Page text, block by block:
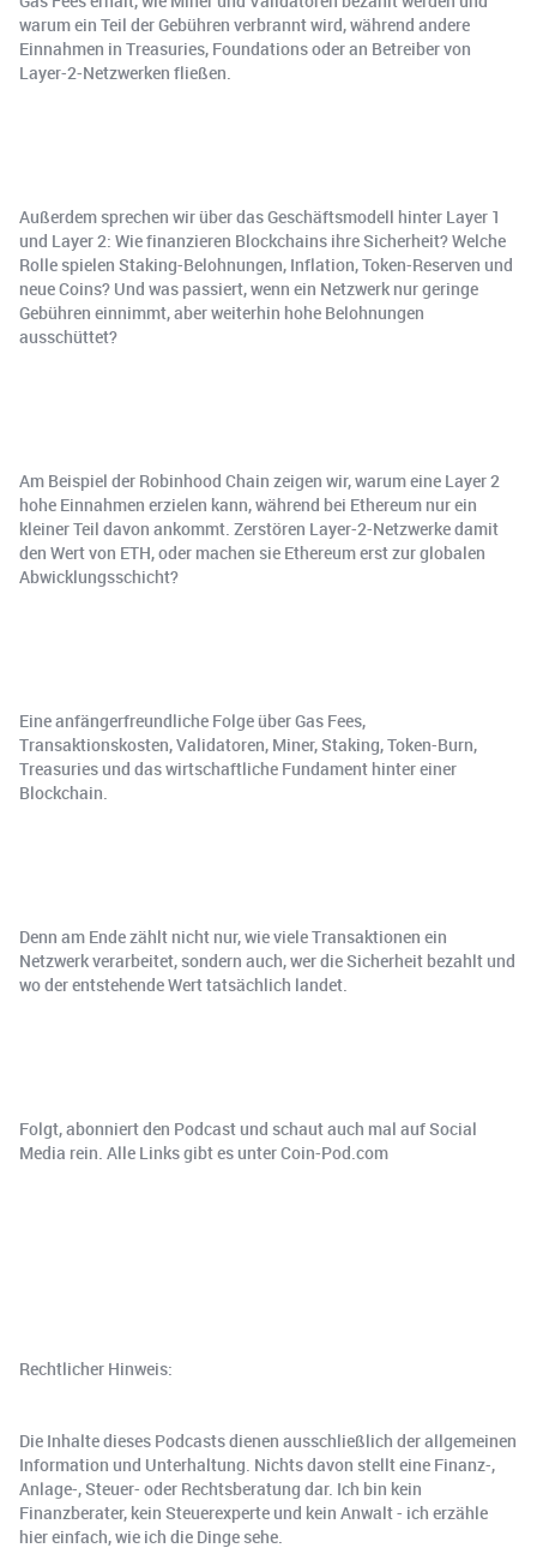
warum ein Teil der Gebühren verbrannt wird, während andere
Einnahmen in Treasuries, Foundations oder an Betreiber von
Layer-2-Netzwerken fließen.
Außerdem sprechen wir über das Geschäftsmodell hinter Layer 1
und Layer 2: Wie finanzieren Blockchains ihre Sicherheit? Welche
Rolle spielen Staking-Belohnungen, Inflation, Token-Reserven und
neue Coins? Und was passiert, wenn ein Netzwerk nur geringe
Gebühren einnimmt, aber weiterhin hohe Belohnungen
ausschüttet?
Am Beispiel der Robinhood Chain zeigen wir, warum eine Layer 2
hohe Einnahmen erzielen kann, während bei Ethereum nur ein
kleiner Teil davon ankommt. Zerstören Layer-2-Netzwerke damit
den Wert von ETH, oder machen sie Ethereum erst zur globalen
Abwicklungsschicht?
Eine anfängerfreundliche Folge über Gas Fees,
Transaktionskosten, Validatoren, Miner, Staking, Token-Burn,
Treasuries und das wirtschaftliche Fundament hinter einer
Blockchain.
Denn am Ende zählt nicht nur, wie viele Transaktionen ein
Netzwerk verarbeitet, sondern auch, wer die Sicherheit bezahlt und
wo der entstehende Wert tatsächlich landet.
Folgt, abonniert den Podcast und schaut auch mal auf Social
Media rein. Alle Links gibt es unter Coin-Pod.com
Rechtlicher Hinweis:
Die Inhalte dieses Podcasts dienen ausschließlich der allgemeinen
Information und Unterhaltung. Nichts davon stellt eine Finanz-,
Anlage-, Steuer- oder Rechtsberatung dar. Ich bin kein
Finanzberater, kein Steuerexperte und kein Anwalt - ich erzähle
hier einfach, wie ich die Dinge sehe.